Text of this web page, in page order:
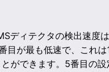
ディテクタの検出速度
目が最も低速で、これ
ができます。5番目の